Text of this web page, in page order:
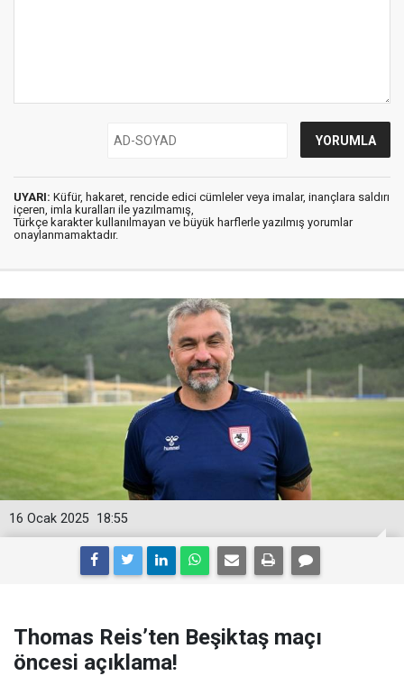
UYARI: Küfür, hakaret, rencide edici cümleler veya imalar, inançlara saldırı
içeren, imla kuralları ile yazılmamış,
Türkçe karakter kullanılmayan ve büyük harflerle yazılmış yorumlar
onaylanmamaktadır.
18:55
16 Ocak 2025
Thomas Reis’ten Beşiktaş maçı
öncesi açıklama!